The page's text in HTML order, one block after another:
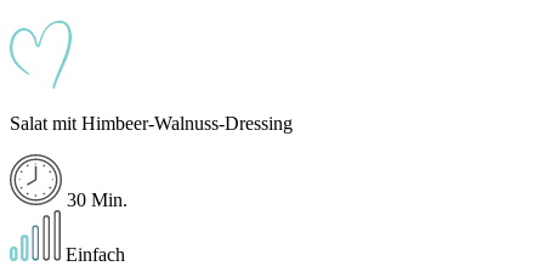
Salat mit Himbeer-Walnuss-Dressing
30 Min.
Einfach